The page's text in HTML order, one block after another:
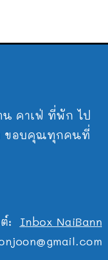
น คาเฟ่ ที่พัก ไป
ขอบคุณทุกคนที่
: Inbox NaiBann